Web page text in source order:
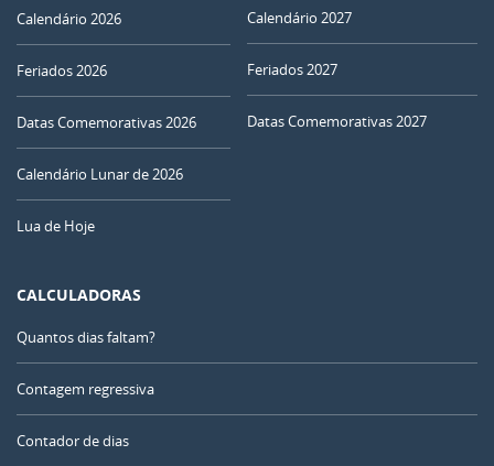
Calendário 2026
Feriados 2026
Datas Comemorativas 2026
Calendário Lunar de 2026
Lua de Hoje
Calendário 2027
Feriados 2027
Datas Comemorativas 2027
CALCULADORAS
Quantos dias faltam?
Contagem regressiva
Contador de dias